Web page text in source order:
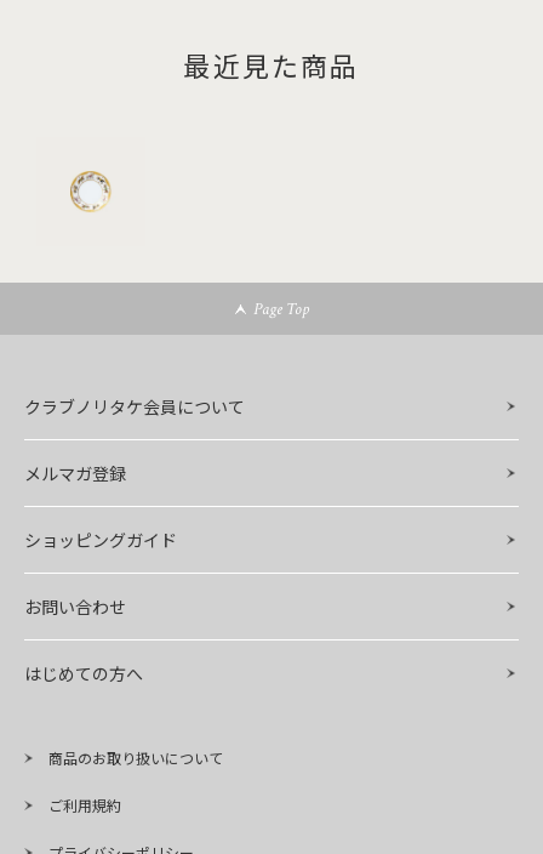
最近見た商品
Page Top
クラブノリタケ会員について
メルマガ登録
ショッピングガイド
お問い合わせ
はじめての方へ
商品のお取り扱いについて
ご利用規約